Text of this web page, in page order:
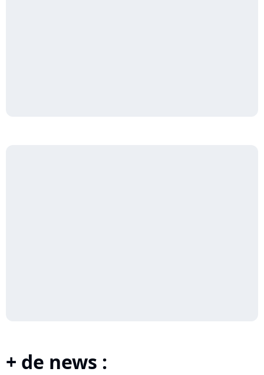
+ de news :